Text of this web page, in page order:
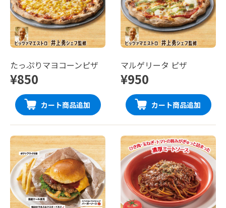
たっぷりマヨコーンピザ
¥850
カート商品追加
マルゲリータ ピザ
¥950
カート商品追加